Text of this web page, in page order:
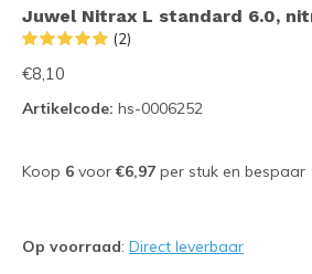
Juwel Nitrax L standard 6.0,
(2)
€8,10
Artikelcode: hs-0006252
Koop 6 voor€6,97 per stuk en bespaar
Op voorraad: Direct leverbaar